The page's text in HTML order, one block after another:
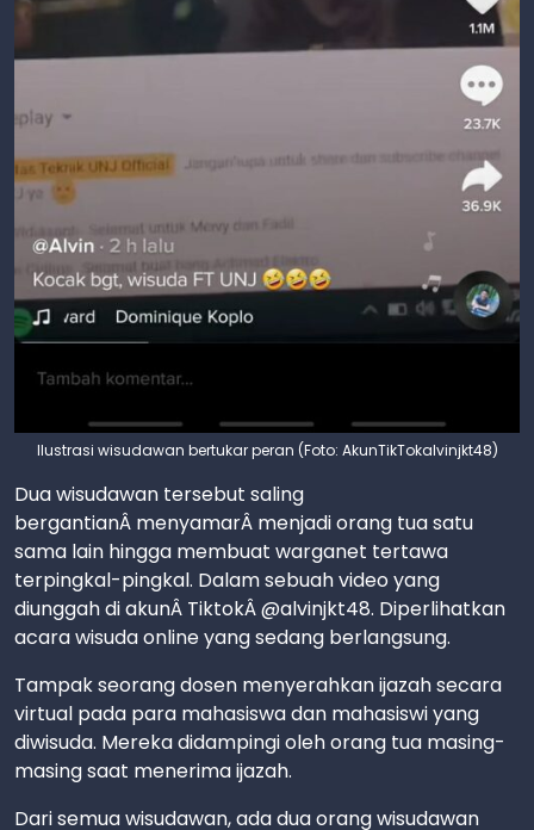
Ilustrasi wisudawan bertukar peran (Foto: AkunTikTokalvinjkt48)
Dua wisudawan tersebut saling
bergantianÂ menyamarÂ menjadi orang tua satu
sama lain hingga membuat warganet tertawa
terpingkal-pingkal. Dalam sebuah video yang
diunggah di akunÂ TiktokÂ @alvinjkt48. Diperlihatkan
acara wisuda online yang sedang berlangsung.
Tampak seorang dosen menyerahkan ijazah secara
virtual pada para mahasiswa dan mahasiswi yang
diwisuda. Mereka didampingi oleh orang tua masing-
masing saat menerima ijazah.
Dari semua wisudawan, ada dua orang wisudawan